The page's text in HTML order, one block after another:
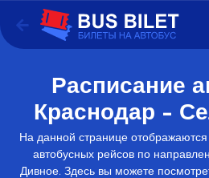
Расписание
Краснодар -
На данной странице
автобусных рейсов по
Дивное. Здесь вы можете